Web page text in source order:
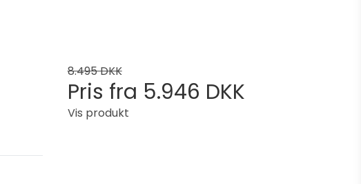
8.495 DKK
Pris fra 5.946 DKK
Vis produkt